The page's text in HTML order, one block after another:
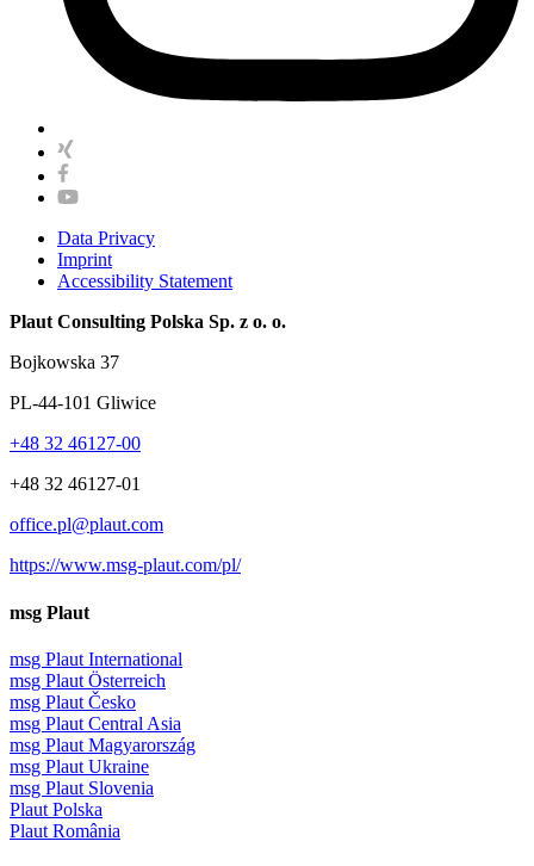
Data Privacy
Imprint
Accessibility Statement
Plaut Consulting Polska Sp. z o. o.
Bojkowska 37
PL-44-101 Gliwice
+48 32 46127-00
+48 32 46127-01
office.pl@plaut.com
https://www.msg-plaut.com/pl/
msg Plaut
msg Plaut International
msg Plaut Österreich
msg Plaut Česko
msg Plaut Central Asia
msg Plaut Magyarország
msg Plaut Ukraine
msg Plaut Slovenia
Plaut Polska
Plaut România